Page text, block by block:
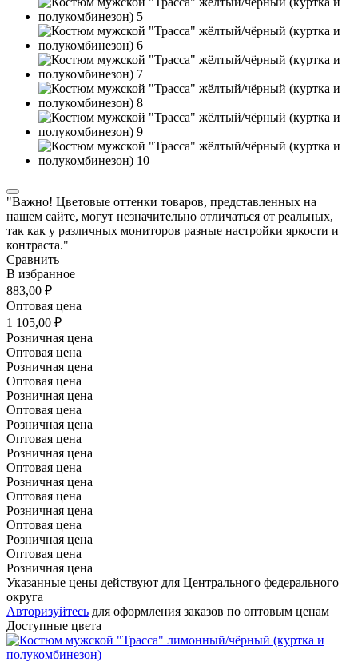
"Важно! Цветовые оттенки товаров, представленных на
нашем сайте, могут незначительно отличаться от реальных,
так как у различных мониторов разные настройки яркости и
контраста."
Сравнить
В избранное
883,00 ₽
Оптовая цена
1 105,00 ₽
Розничная цена
Оптовая цена
Розничная цена
Оптовая цена
Розничная цена
Оптовая цена
Розничная цена
Оптовая цена
Розничная цена
Оптовая цена
Розничная цена
Оптовая цена
Розничная цена
Оптовая цена
Розничная цена
Оптовая цена
Розничная цена
Указанные цены действуют для Центрального федерального
округа
Авторизуйтесь для оформления заказов по оптовым ценам
Доступные цвета